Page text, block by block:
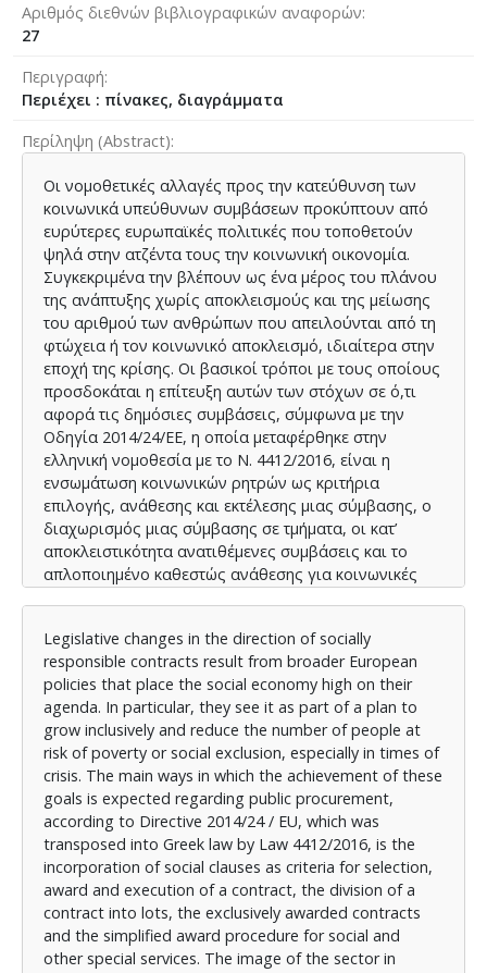
Αριθμός διεθνών βιβλιογραφικών αναφορών
27
Περιγραφή
Περιέχει : πίνακες, διαγράμματα
Περίληψη (Abstract)
Οι νομοθετικές αλλαγές προς την κατεύθυνση των
κοινωνικά υπεύθυνων συμβάσεων προκύπτουν από
ευρύτερες ευρωπαϊκές πολιτικές που τοποθετούν
ψηλά στην ατζέντα τους την κοινωνική οικονομία.
Συγκεκριμένα την βλέπουν ως ένα μέρος του πλάνου
της ανάπτυξης χωρίς αποκλεισμούς και της μείωσης
του αριθμού των ανθρώπων που απειλούνται από τη
φτώχεια ή τον κοινωνικό αποκλεισμό, ιδιαίτερα στην
εποχή της κρίσης. Οι βασικοί τρόποι με τους οποίους
προσδοκάται η επίτευξη αυτών των στόχων σε ό,τι
αφορά τις δημόσιες συμβάσεις, σύμφωνα με την
Οδηγία 2014/24/ΕΕ, η οποία μεταφέρθηκε στην
ελληνική νομοθεσία με το Ν. 4412/2016, είναι η
ενσωμάτωση κοινωνικών ρητρών ως κριτήρια
επιλογής, ανάθεσης και εκτέλεσης μιας σύμβασης, ο
διαχωρισμός μιας σύμβασης σε τμήματα, οι κατ’
αποκλειστικότητα ανατιθέμενες συμβάσεις και το
απλοποιημένο καθεστώς ανάθεσης για κοινωνικές
δημοσιευμένες Εκθέσεις, επιδρά στον τρόπο που
εμπλέκονται οι φορείς ΚΑΛΟ στο πεδίο συμβάσεων
στην Ελλάδα, όπως προκύπτει από την έρευνα που
έγινε σε δημοσιευμένες πράξεις αναθέσεων και
διακηρύξεις. Το κατά κύριο λόγο μικρό μέγεθός των
φορέων και η αριθμητικά ισχυρή παρουσία των
Κοιν.Σ.Επ. Συλλογικής και Κοινωνικής Ωφέλειας, για
τις οποίες στην ελληνική νομοθεσία δημοσίων
συμβάσεων δεν υπάρχει καμία ειδική πρόβλεψη, έχει
ως αποτέλεσμα τη μικρή συμμετοχή αυτών σε
δημόσιες συμβάσεις χαμηλής αξίας με διαδικασίες
απευθείας ανάθεσης (έως 20.000 ευρώ χωρίς ΦΠΑ).
Εξαίρεση αποτελούν οι Κοι.Σ.Π.Ε., οι οποίοι
ωφελούνται, ως φορείς Ένταξης, των προβλέψεων
για συμβάσεις ανατιθέμενες κατ’ αποκλειστικότητα
Legislative changes in the direction of socially
responsible contracts result from broader European
policies that place the social economy high on their
agenda. In particular, they see it as part of a plan to
grow inclusively and reduce the number of people at
risk of poverty or social exclusion, especially in times of
crisis. The main ways in which the achievement of these
goals is expected regarding public procurement,
according to Directive 2014/24 / EU, which was
transposed into Greek law by Law 4412/2016, is the
incorporation of social clauses as criteria for selection,
award and execution of a contract, the division of a
contract into lots, the exclusively awarded contracts
and the simplified award procedure for social and
other special services. The image of the sector in